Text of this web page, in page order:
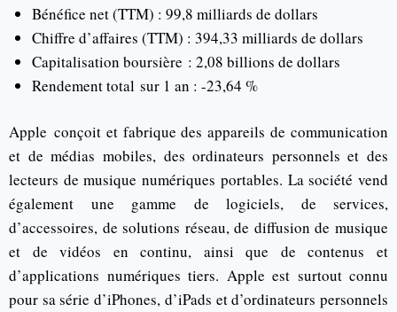
Bénéfice net (TTM) : 99,8 milliards de dollars
Chiffre d’affaires (TTM) : 394,33 milliards de dollars
Capitalisation boursière : 2,08 billions de dollars
Rendement total sur 1 an : -23,64 %
Apple conçoit et fabrique des appareils de communication
et de médias mobiles, des ordinateurs personnels et des
lecteurs de musique numériques portables. La société vend
également une gamme de logiciels, de services,
d’accessoires, de solutions réseau, de diffusion de musique
et de vidéos en continu, ainsi que de contenus et
d’applications numériques tiers. Apple est surtout connu
pour sa série d’iPhones, d’iPads et d’ordinateurs personnels